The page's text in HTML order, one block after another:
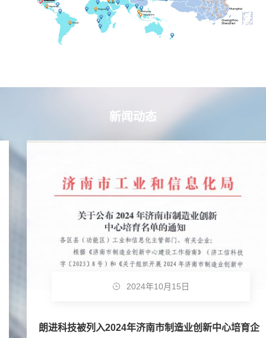
新闻动态
2024年10月15日
朗进科技被列入2024年济南市制造业创新中心培育企